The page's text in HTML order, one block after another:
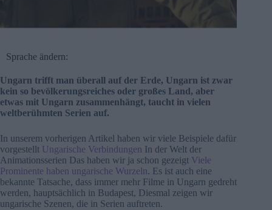
Sprache ändern:
Ungarn trifft man überall auf der Erde, Ungarn ist zwar
kein so bevölkerungsreiches oder großes Land, aber
etwas mit Ungarn zusammenhängt, taucht in vielen
weltberühmten Serien auf.
In unserem vorherigen Artikel haben wir viele Beispiele dafür
vorgestellt Ungarische Verbindungen In der Welt der
Animationsserien Das haben wir ja schon gezeigt Viele
Prominente haben ungarische Wurzeln. Es ist auch eine
bekannte Tatsache, dass immer mehr Filme in Ungarn gedreht
werden, hauptsächlich in Budapest, Diesmal zeigen wir
ungarische Szenen, die in Serien auftreten.